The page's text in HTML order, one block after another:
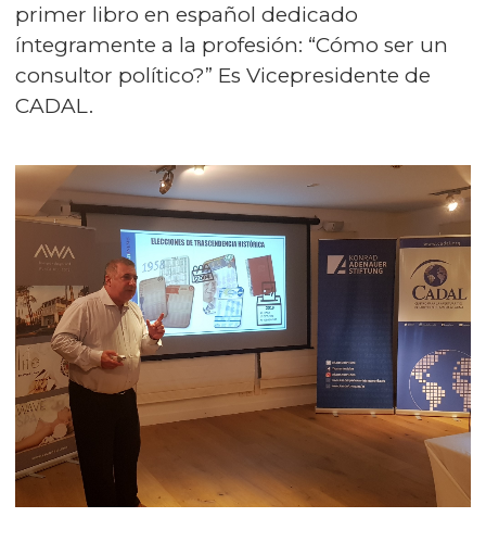
primer libro en español dedicado
íntegramente a la profesión: “Cómo ser un
consultor político?” Es Vicepresidente de
CADAL.